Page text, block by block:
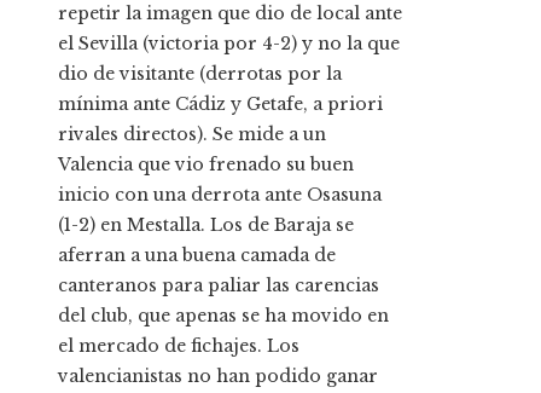
repetir la imagen que dio de local ante
el Sevilla (victoria por 4-2) y no la que
dio de visitante (derrotas por la
mínima ante Cádiz y Getafe, a priori
rivales directos). Se mide a un
Valencia que vio frenado su buen
inicio con una derrota ante Osasuna
(1-2) en Mestalla. Los de Baraja se
aferran a una buena camada de
canteranos para paliar las carencias
del club, que apenas se ha movido en
el mercado de fichajes. Los
valencianistas no han podido ganar